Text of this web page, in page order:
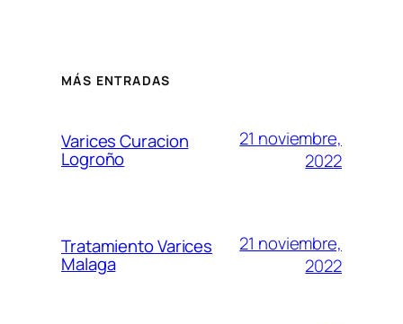
MÁS ENTRADAS
Varices Curacion
Logroño
21 noviembre,
2022
Tratamiento Varices
Malaga
21 noviembre,
2022